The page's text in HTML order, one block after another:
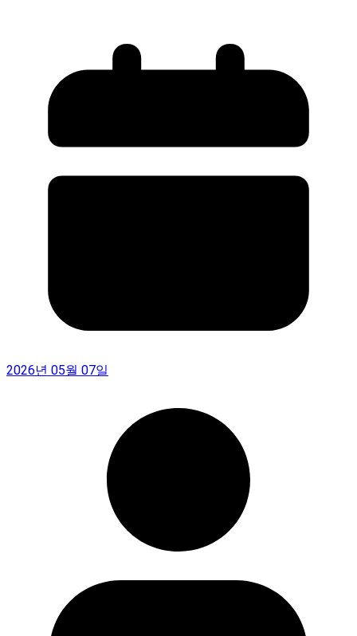
2026년 05월 07일